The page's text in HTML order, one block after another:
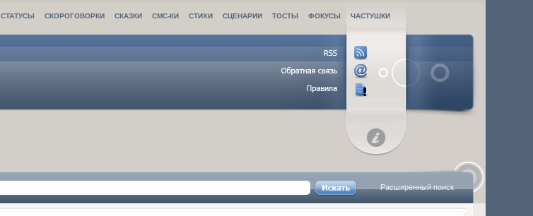
СТАТУСЫ СКОРОГОВОРКИ СКАЗКИ СМС-КИ СТИХИ СЦЕНАРИИ ТОСТЫ ФОКУСЫ ЧАСТУШКИ
Расширенный поиск